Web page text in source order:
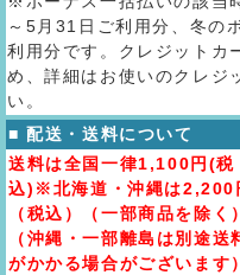
～5月31日ご利用分、冬の
利用分です。クレジットカ
め、詳細はお使いのクレジ
い。
■ 配送・送料について
送料は全国一律1,100円(税
込)※北海道・沖縄は2,200
（税込）（一部商品を除く）
（沖縄・一部離島は別途送
がかかる場合がございます）